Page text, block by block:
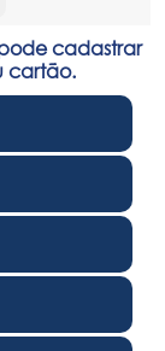
cadastrar
cartão.